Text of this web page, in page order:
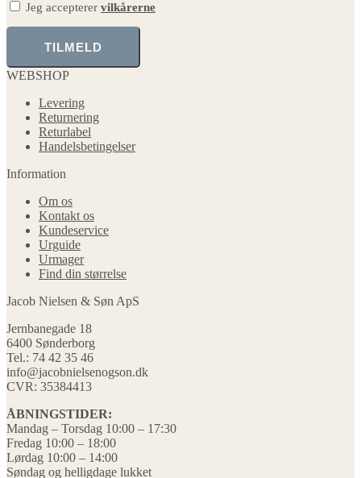
Jeg accepterer vilkårerne
TILMELD
WEBSHOP
Levering
Returnering
Returlabel
Handelsbetingelser
Information
Om os
Kontakt os
Kundeservice
Urguide
Urmager
Find din størrelse
Jacob Nielsen & Søn ApS
Jernbanegade 18
6400 Sønderborg
Tel.: 74 42 35 46
info@jacobnielsenogson.dk
CVR: 35384413
ÅBNINGSTIDER:
Mandag – Torsdag 10:00 – 17:30
Fredag 10:00 – 18:00
Lørdag 10:00 – 14:00
Søndag og helligdage lukket